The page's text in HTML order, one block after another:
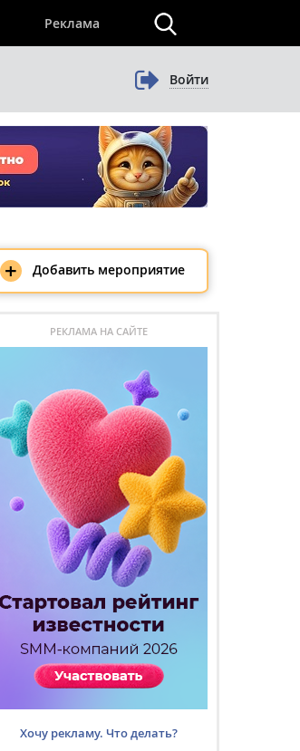
Реклама
Войти
+ Добавить мероприятие
РЕКЛАМА НА САЙТЕ
Хочу рекламу. Что делать?